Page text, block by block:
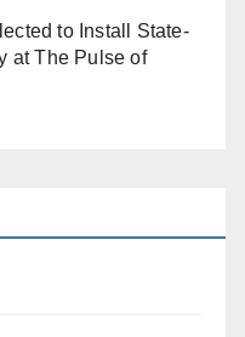
to Install State-
at The Pulse of